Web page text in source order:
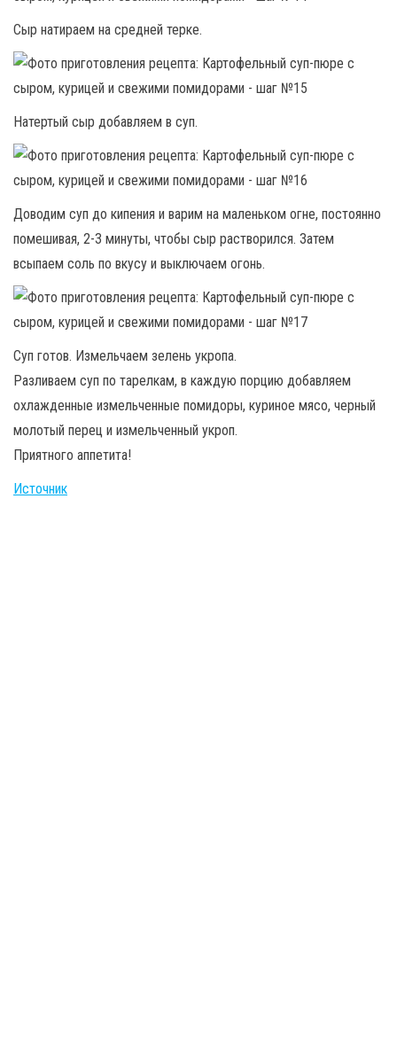
Сыр натираем на средней терке.
Натертый сыр добавляем в суп.
Доводим суп до кипения и варим на маленьком огне, постоянно
помешивая, 2-3 минуты, чтобы сыр растворился. Затем
всыпаем соль по вкусу и выключаем огонь.
Суп готов. Измельчаем зелень укропа.
Разливаем суп по тарелкам, в каждую порцию добавляем
охлажденные измельченные помидоры, куриное мясо, черный
молотый перец и измельченный укроп.
Приятного аппетита!
Источник